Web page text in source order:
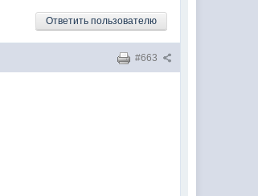
Ответить пользователю
#663